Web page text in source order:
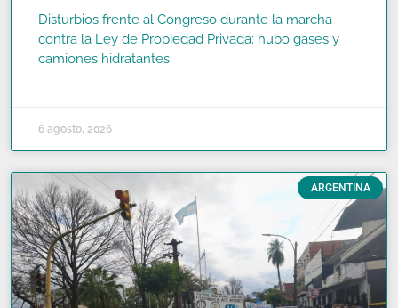
Disturbios frente al Congreso durante la marcha
contra la Ley de Propiedad Privada: hubo gases y
camiones hidratantes
6 agosto, 2026
ARGENTINA